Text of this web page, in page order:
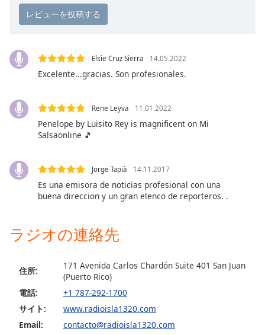
selected
subtitles
settings,
opens
settings
dialog
subtitles
Audio
Picture
Fullscreen
modal
window.
Elsie Cruz Sierra 14.05.2022
Excelente...gracias. Son profesionales.
Rene Leyva 11.01.2022
Penelope by Luisito Rey is magnificent on Mi
Salsaonline 🎵
Jorge Tapià 14.11.2017
Es una emisora de noticias profesional con una
buena direccion y un gran elenco de reporteros. .
ラジオの連絡先
住所:
171 Avenida Carlos Chardón Suite 401 San Juan
(Puerto Rico)
電話:
+1 787-292-1700
サイト:
www.radioisla1320.com
Email:
contacto@radioisla1320.com